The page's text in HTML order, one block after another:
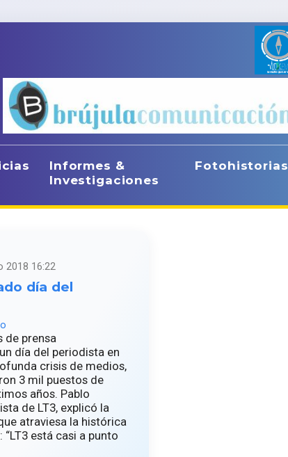
Informes &
Investigaciones
Fotohistorias
2018 16:22
día del
de prensa
día del periodista en
crisis de medios,
3 mil puestos de
años. Pablo
de LT3, explicó la
atraviesa la histórica
“LT3 está casi a punto